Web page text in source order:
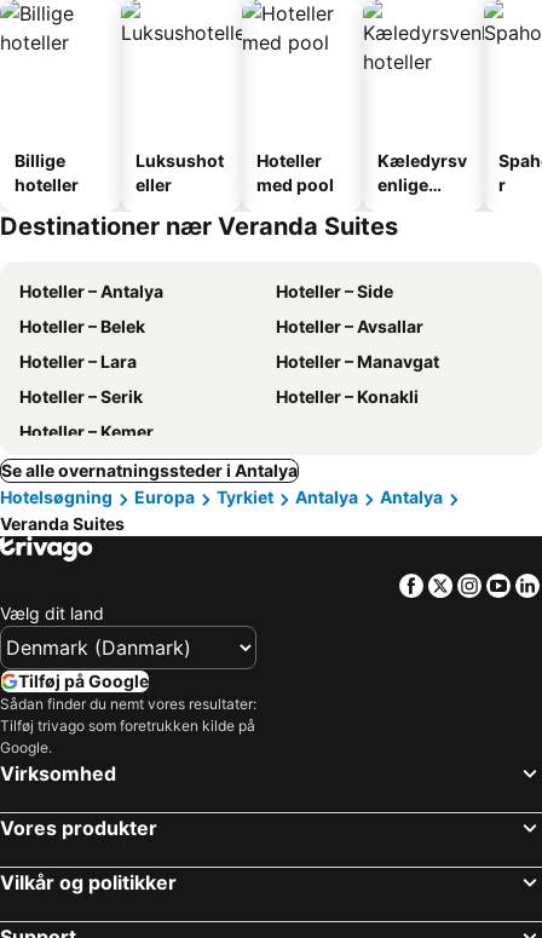
Billige
hoteller
Luksushot
eller
Hoteller
med pool
Kæledyrsv
enlige
r
Destinationer nær Veranda Suites
Hoteller – Antalya
Hoteller – Side
Hoteller – Belek
Hoteller – Avsallar
Hoteller – Lara
Hoteller – Manavgat
Hoteller – Serik
Hoteller – Konakli
Hoteller – Kemer
Se alle overnatningssteder i Antalya
Hotelsøgning
Europa Tyrkiet Antalya
Antalya
Veranda Suites
Facebook
Twitter
Vælg dit land
Tilføj på Google
Sådan finder du nemt vores resultater:
Tilføj trivago som foretrukken kilde på
Google.
Virksomhed
Vores produkter
Vilkår og politikker